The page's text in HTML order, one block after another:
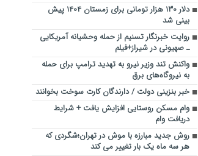
دلار ۱۳۰ هزار تومانی برای زمستان ۱۴۰۴ پیش
بینی شد
روایت خبرنگار تسنیم از حمله ‌وحشیانه آمریکایی
ـ صهیونی در شیراز+فیلم
واکنش تند وزیر نیرو‌ به تهدید ترامپ برای حمله
به نیروگاه‌های برق
خبر بنزینی دولت / دارندگان کارت سوخت بخوانند
وام مسکن روستایی افزایش یافت + شرایط
دریافت وام
روش جدید مبارزه با موش در تهران؛شگردی که
هر سه ماه یک بار تغییر می کند